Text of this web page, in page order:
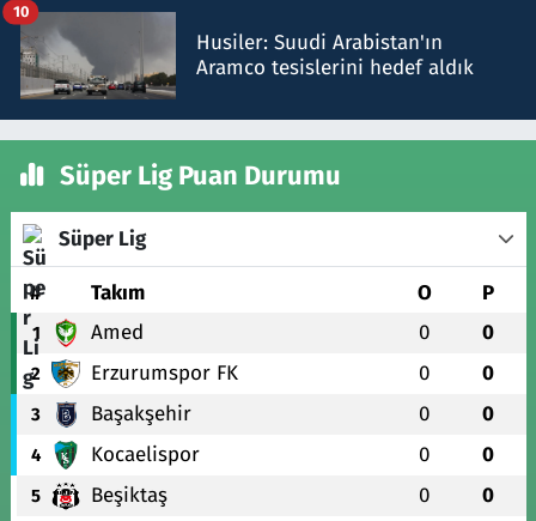
Husiler: Suudi Arabistan'ın
Aramco tesislerini hedef aldık
10
Süper Lig Puan Durumu
Süper Lig
# Takım O P
1 Amed 0 0
2 Erzurumspor FK 0 0
3 Başakşehir 0 0
4 Kocaelispor 0 0
5 Beşiktaş 0 0